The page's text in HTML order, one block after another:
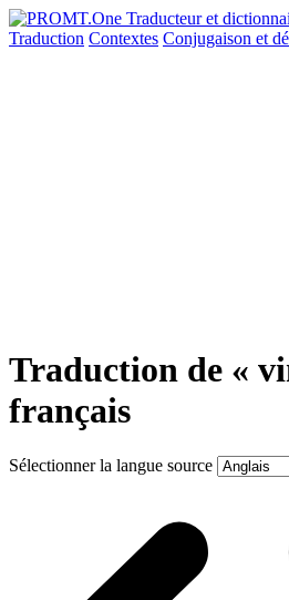
Traduction Contextes Conjugaison et
Traduction de «
français
Sélectionner la langue source